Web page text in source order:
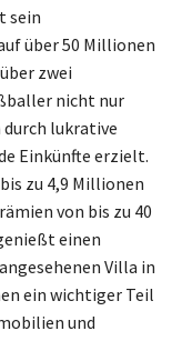
sein
über 50 Millionen
zwei
nicht nur
lukrative
Einkünfte erzielt.
zu 4,9 Millionen
von bis zu 40
einen
Villa in
ein wichtiger Teil
und